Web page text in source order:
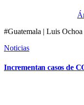
#Guatemala | Luis
Noticias
Incrementan casos de